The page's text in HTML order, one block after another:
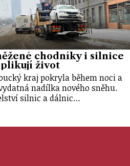
chodníky i silnice
život
kraj pokryla během noci a
nadílka nového sněhu.
silnic a dálnic…